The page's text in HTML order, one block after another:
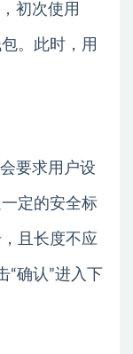
初次使用
。此时，用
要求用户设
定的安全标
且长度不应
“确认”进入下